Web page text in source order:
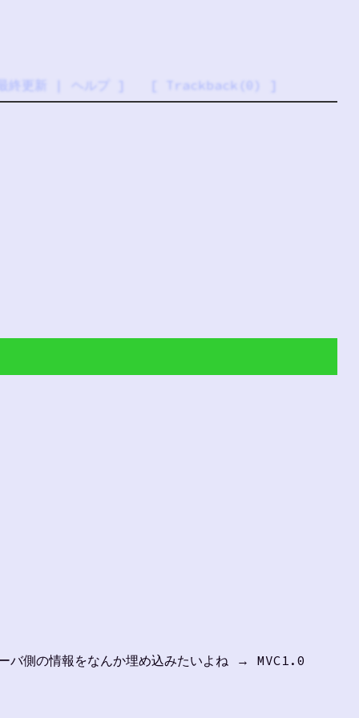
最終更新 ヘルプ Trackback(0)
バ側の情報をなんか埋め込みたいよね → MVC1.0